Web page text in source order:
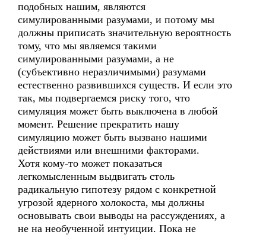
подобных нашим, являются
симулированными разумами, и потому мы
должны приписать значительную вероятность
тому, что мы являемся такими
симулированными разумами, а не
(субъективно неразличимыми) разумами
естественно развившихся существ. И если это
так, мы подвергаемся риску того, что
симуляция может быть выключена в любой
момент. Решение прекратить нашу
симуляцию может быть вызвано нашими
действиями или внешними факторами.
Хотя кому-то может показаться
легкомысленным выдвигать столь
радикальную гипотезу рядом с конкретной
угрозой ядерного холокоста, мы должны
основывать свои выводы на рассуждениях, а
не на необученной интуиции. Пока не